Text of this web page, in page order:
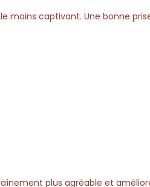
moins captivant. Une bonne
plus agréable et